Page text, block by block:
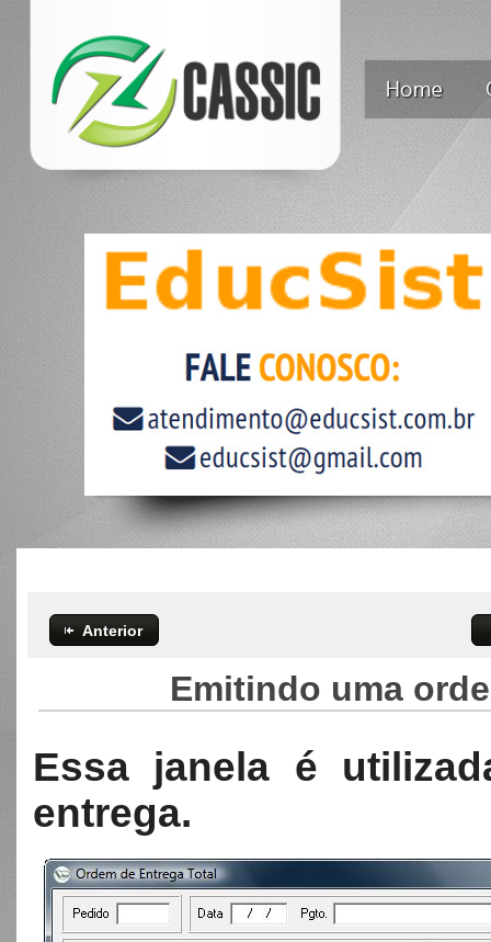
Anterior
Emitindo uma
Essa janela é
entrega.